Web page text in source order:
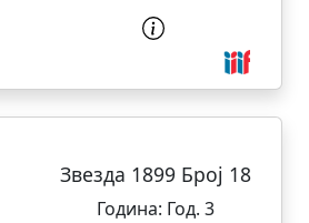
Звезда 1899 Број 18
Година: Год. 3